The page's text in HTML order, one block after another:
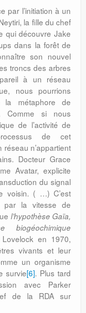
par l’initiation à un
la fille du chef
qui découvre Jake
dans la forêt de
son nouvel
troncs des arbres
à un réseau
nous pourrions
la métaphore de
Comme si nous
de l’activité de
de cet
n’appartient
Docteur Grace
Avatar, explicite
du signal
voisin. ( …) C’est
par la vitesse de
l’hypothèse Gaïa,
biogéochimique
en 1970,
vivants et leur
un organisme
survie[6]. Plus tard
avec Parker
de la RDA sur